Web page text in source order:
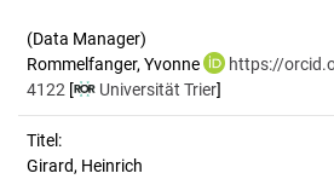
(Data Manager)
Rommelfanger, Yvonne
https://
4122 [ Universität Trier]
Titel:
Girard, Heinrich